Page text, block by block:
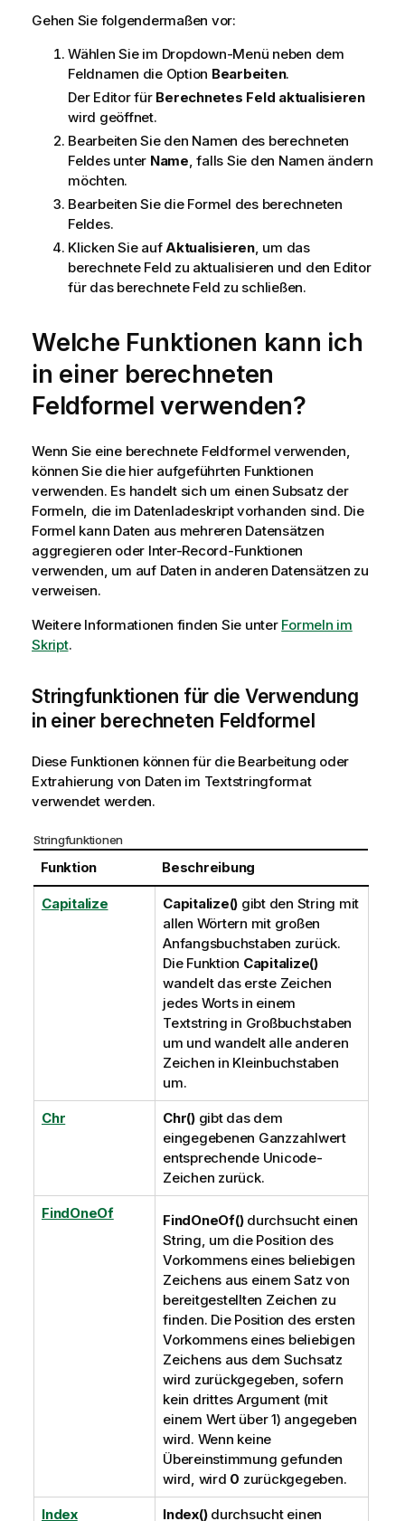
Gehen Sie folgendermaßen vor:
Wählen Sie im Dropdown-Menü neben dem
Feldnamen die Option Bearbeiten.
Der Editor für Berechnetes Feld aktualisieren
wird geöffnet.
Bearbeiten Sie den Namen des berechneten
Feldes unter Name, falls Sie den Namen ändern
möchten.
Bearbeiten Sie die Formel des berechneten
Feldes.
Klicken Sie aufAktualisieren, um das
berechnete Feld zu aktualisieren und den Editor
für das berechnete Feld zu schließen.
Welche Funktionen kann ich
in einer berechneten
Feldformel verwenden?
Wenn Sie eine berechnete Feldformel verwenden,
können Sie die hier aufgeführten Funktionen
verwenden. Es handelt sich um einen Subsatz der
Formeln, die im Datenladeskript vorhanden sind. Die
Formel kann Daten aus mehreren Datensätzen
aggregieren oder Inter-Record-Funktionen
verwenden, um auf Daten in anderen Datensätzen zu
verweisen.
Weitere Informationen finden Sie unter Formeln im
Skript.
Stringfunktionen für die Verwendung
in einer berechneten Feldformel
Diese Funktionen können für die Bearbeitung oder
Extrahierung von Daten im Textstringformat
verwendet werden.
Stringfunktionen
Funktion Beschreibung
Capitalize Capitalize() gibt den String mit
allen Wörtern mit großen
Anfangsbuchstaben zurück.
Die Funktion Capitalize()
wandelt das erste Zeichen
jedes Worts in einem
Textstring in Großbuchstaben
um und wandelt alle anderen
Zeichen in Kleinbuchstaben
um.
Chr Chr() gibt das dem
eingegebenen Ganzzahlwert
entsprechende Unicode-
Zeichen zurück.
FindOneOf FindOneOf()durchsucht einen
String, um die Position des
Vorkommens eines beliebigen
Zeichens aus einem Satz von
bereitgestellten Zeichen zu
finden. Die Position des ersten
Vorkommens eines beliebigen
Zeichens aus dem Suchsatz
wird zurückgegeben, sofern
kein drittes Argument (mit
einem Wert über 1) angegeben
wird. Wenn keine
Übereinstimmung gefunden
wird, wird 0 zurückgegeben.
Index Index()durchsucht einen